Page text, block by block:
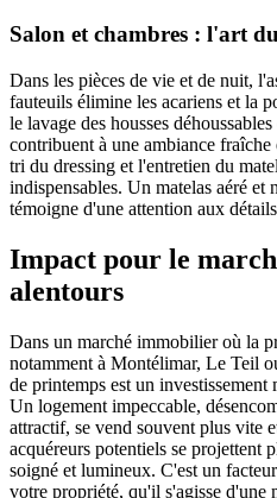
Salon et chambres : l'art
Dans les pièces de vie et de nuit,
fauteuils élimine les acariens et la
le lavage des housses
contribuent à une ambiance
tri du dressing et l'entretien du
indispensables. Un matelas aéré et
témoigne d'une attention aux
Impact pour le
alentours
Dans un marché immobilier où la
notamment à Montélimar, Le Teil
de printemps est un
Un logement impeccable,
attractif, se vend souvent plus vite
acquéreurs potentiels se projettent
soigné et lumineux. C'est un
votre propriété, qu'il s'agisse